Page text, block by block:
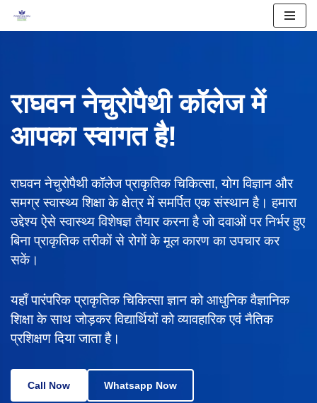
राघवन नेचुरोपैथी कॉलेज में
आपका स्वागत है!
राघवन नेचुरोपैथी कॉलेज प्राकृतिक चिकित्सा, योग विज्ञान और
समग्र स्वास्थ्य शिक्षा के क्षेत्र में समर्पित एक संस्थान है। हमारा
उद्देश्य ऐसे स्वास्थ्य विशेषज्ञ तैयार करना है जो दवाओं पर निर्भर हुए
बिना प्राकृतिक तरीकों से रोगों के मूल कारण का उपचार कर
सकें।
यहाँ पारंपरिक प्राकृतिक चिकित्सा ज्ञान को आधुनिक वैज्ञानिक
शिक्षा के साथ जोड़कर विद्यार्थियों को व्यावहारिक एवं नैतिक
प्रशिक्षण दिया जाता है।
Call Now Whatsapp Now